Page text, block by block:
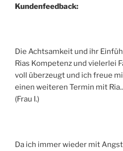
Kundenfeedback:
Die Achtsamkeit und ihr
Rias Kompetenz und vielerlei
voll überzeugt und ich freue
einen weiteren Termin mit
(Frau I.)
Da ich immer wieder mit